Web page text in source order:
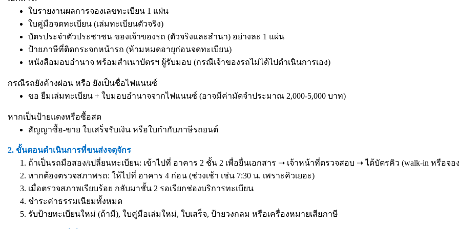
ใบรายงานผลการจองเลขทะเบียน 1 แผ่น
ใบคู่มือจดทะเบียน (เล่มทะเบียนตัวจริง)
บัตรประจำตัวประชาชน ของเจ้าของรถ (ตัวจริงและสำนา) อย่างละ 1 แผ่น
ป้ายภาษีที่ติดกระจกหน้ารถ (ห้ามหมดอายุก่อนจดทะเบียน)
หนังสือมอบอำนาจ พร้อมสำเนาบัตรฯ ผู้รับมอบ (กรณีเจ้าของรถไม่ได้ไปดำเนินการเอง)
กรณีรถยังค้างผ่อน หรือ ยังเป็นชื่อไฟแนนซ์
ขอ ยืมเล่มทะเบียน + ใบมอบอำนาจจากไฟแนนซ์ (อาจมีค่ามัดจำประมาณ 2,000-5,000 บาท)
หากเป็นป้ายแดงหรือซื้อสด
สัญญาซื้อ-ขาย ใบเสร็จรับเงิน หรือใบกำกับภาษีรถยนต์
2. ขั้นตอนดำเนินการที่ขนส่งจตุจักร
ถ้าเป็นรถมือสอง/เปลี่ยนทะเบียน: เข้าไปที่ อาคาร 2 ชั้น 2 เพื่อยื่นเอกสาร ➝ เจ้าหน้าที่ตรวจสอบ ➝ ได้บัตรคิว (walk-in หรือจอ
หากต้องตรวจสภาพรถ: ให้ไปที่ อาคาร 4 ก่อน (ช่วงเช้า เช่น 7:30 น. เพราะคิวเยอะ)
เมื่อตรวจสภาพเรียบร้อย กลับมาชั้น 2 รอเรียกช่องบริการทะเบียน
ชำระค่าธรรมเนียมทั้งหมด
รับป้ายทะเบียนใหม่ (ถ้ามี), ใบคู่มือเล่มใหม่, ใบเสร็จ, ป้ายวงกลม หรือเครื่องหมายเสียภาษี